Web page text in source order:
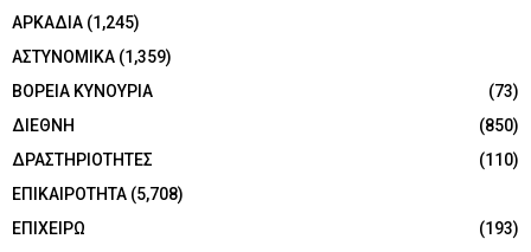
ΑΡΚΑΔΙΑ (1,245)
ΑΣΤΥΝΟΜΙΚΑ (1,359)
ΒΟΡΕΙΑ ΚΥΝΟΥΡΙΑ
(73)
ΔΙΕΘΝΗ
(850)
ΔΡΑΣΤΗΡΙΟΤΗΤΕΣ
(110)
ΕΠΙΚΑΙΡΟΤΗΤΑ (5,708)
ΕΠΙΧΕΙΡΩ
(193)